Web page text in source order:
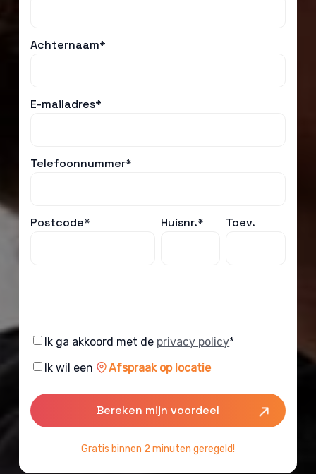
Achternaam*
E-mailadres*
Telefoonnummer*
Postcode* Huisnr.* Toev.
Consent
Ik ga akkoord met de privacy policy*
Consent
Ik wil een Afspraak op locatie
Gratis binnen 2 minuten geregeld!